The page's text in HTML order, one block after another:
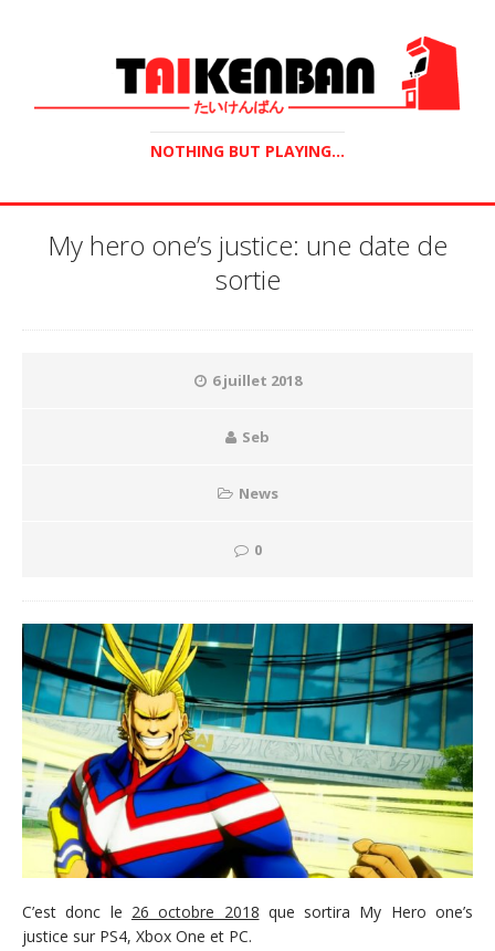
NOTHING BUT PLAYING...
My hero one’s justice: une date de
sortie
6 juillet 2018
Seb
News
0
C’est donc le 26 octobre 2018 que sortira My Hero one’s
justice sur PS4, Xbox One et PC.